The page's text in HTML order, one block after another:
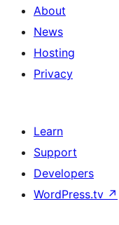
About
News
Hosting
Privacy
Learn
Support
Developers
WordPress.tv ↗